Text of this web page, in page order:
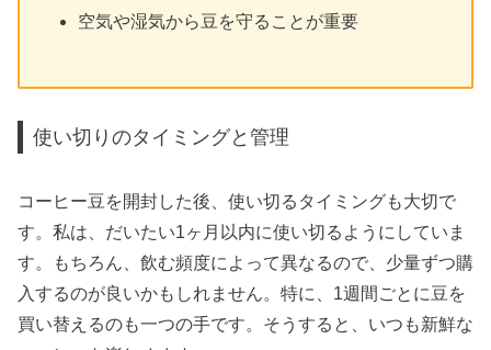
空気や湿気から豆を守ることが重要
使い切りのタイミングと管理
コーヒー豆を開封した後、使い切るタイミングも大切で
す。私は、だいたい1ヶ月以内に使い切るようにしていま
す。もちろん、飲む頻度によって異なるので、少量ずつ購
入するのが良いかもしれません。特に、1週間ごとに豆を
買い替えるのも一つの手です。そうすると、いつも新鮮な